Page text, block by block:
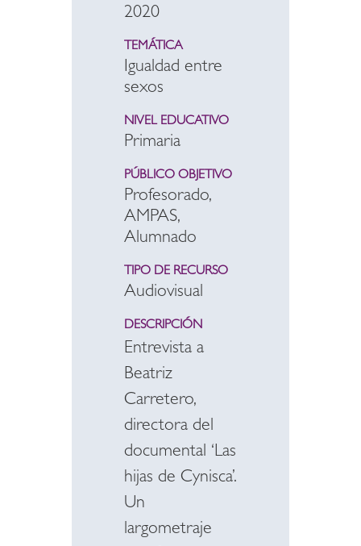
2020
TEMÁTICA
Igualdad entre
sexos
NIVEL EDUCATIVO
Primaria
PÚBLICO OBJETIVO
Profesorado,
AMPAS,
Alumnado
TIPO DE RECURSO
Audiovisual
DESCRIPCIÓN
Entrevista a
Beatriz
Carretero,
directora del
documental ‘Las
hijas de Cynisca’.
Un
largometraje